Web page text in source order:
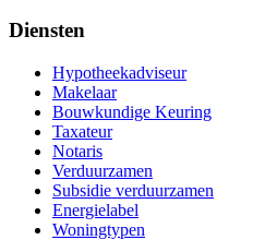
Diensten
Hypotheekadviseur
Makelaar
Bouwkundige Keuring
Taxateur
Notaris
Verduurzamen
Subsidie verduurzamen
Energielabel
Woningtypen